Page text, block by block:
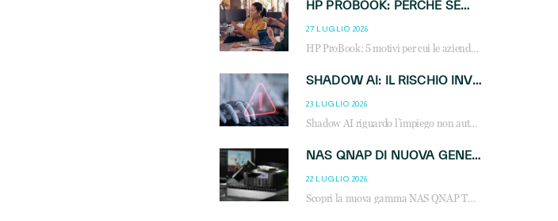
HP PROBOOK: PERCHÉ SEMPRE PIÙ AZIENDE SCELGONO NOTEBOOK PROGETTATI PER IL LAVORO MODERNO
27 LUGLIO 2026
HP ProBook: 5 motivi per cui le aziende scelgono i notebook business HP per migliorare produttività, sicurezza e gestione dell’AI.
SHADOW AI: IL RISCHIO INVISIBILE CHE LE AZIENDE POSSONO GOVERNARE
23 LUGLIO 2026
Shadow AI riguardo l’impiego non autorizzato di sistemi AI all’interno dell’azienda. E’ una pratica che si diffonde a partire dai dipendenti fino ai dirigenti e mette a repentaglio la cybersecurity, con costi più elevati per le organizzazioni. Due recenti report illustrano il fenomeno e forniscono dati in merito
NAS QNAP DI NUOVA GENERAZIONE: PIÙ PRESTAZIONI, SCALABILITÀ E PROTEZIONE DEI DATI PER LE INFRASTRUTTURE IT MODERNE
22 LUGLIO 2026
Scopri la nuova gamma NAS QNAP TS-h1465U-RP, TS-h1065eU e TS-h665U: storage aziendale con ZFS, DDR5, E1.S NVMe e connettività 2.5GbE per backup, virtualizzazione e cybersecurity.